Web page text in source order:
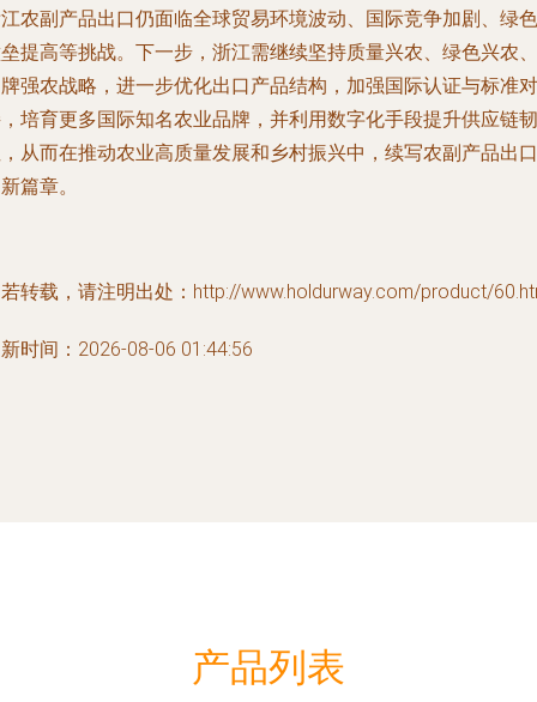
农副产品出口仍面临全球贸易环境波动、国际竞争加剧、绿色
提高等挑战。下一步，浙江需继续坚持质量兴农、绿色兴农、
强农战略，进一步优化出口产品结构，加强国际认证与标准对
培育更多国际知名农业品牌，并利用数字化手段提升供应链韧
从而在推动农业高质量发展和乡村振兴中，续写农副产品出口
篇章。
转载，请注明出处：http://www.holdurway.com/product/
时间：2026-08-06 01:44:56
产品列表